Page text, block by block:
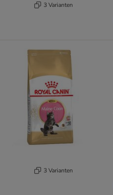
3 Varianten
3 Varianten